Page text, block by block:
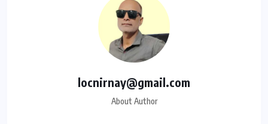
locnirnay@gmail.com
About Author